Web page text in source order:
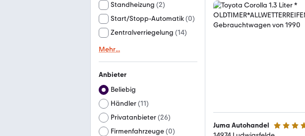
Standheizung (2)
Start/Stopp-Automatik(0)
Zentralverriegelung (14)
Mehr...
Anbieter
Beliebig
Händler(11)
Privatanbieter(26)
Firmenfahrzeuge(0)
Juma Autohandel 4.8 Sterne